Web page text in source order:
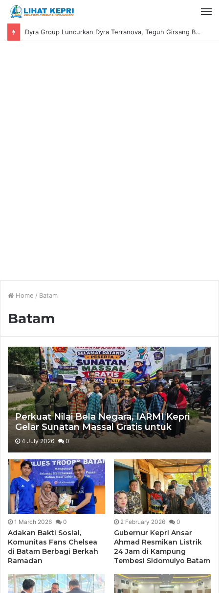
Perkuat Karakter Santri Baru, MTSs Al-Hidayah Boarding School Moro Usung Budaya Kekeluargaan dan Kaderisasi Da’i
Home / Batam
Batam
Perkuat Nilai Bela Negara, IARMI Kepri
Gelar Sunatan Massal Gratis untuk
Masyarakat di Batam
4 July 2026 0
1 March 2026 0
Adakan Bakti Sosial,
Komunitas Fans Chelsea
di Batam Berbagi Berkah
Ramadan
2 February 2026 0
Gubernur Kepri Ansar
Ahmad Resmikan Listrik
24 Jam di Kampung
Tembesi Sidomulyo Batam